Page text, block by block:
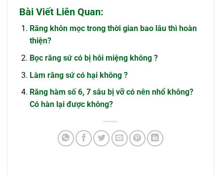
Bài Viết Liên Quan:
Răng khôn mọc trong thời gian bao lâu thì hoàn
thiện?
Bọc răng sứ có bị hôi miệng không ?
Làm răng sứ có hại không ?
Răng hàm số 6, 7 sâu bị vỡ có nên nhổ không?
Có hàn lại được không?